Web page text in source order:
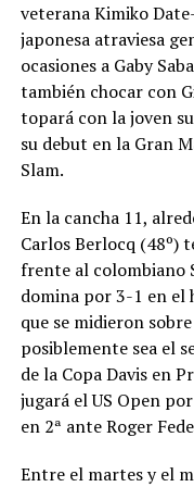
veterana Kimiko
japonesa atraviesa
ocasiones a Gaby
también chocar con
topará con la joven
su debut en la Gran
Slam.
En la cancha 11,
Carlos Berlocq (48º)
frente al colombiano
domina por 3-1 en el
que se midieron
posiblemente sea el
de la Copa Davis en
jugará el US Open
en 2ª ante Roger
Entre el martes y el